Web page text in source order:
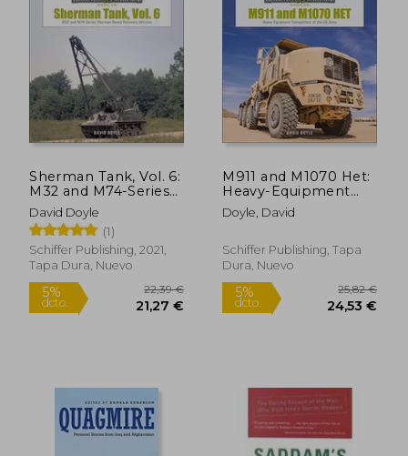
5%
dcto.
5%
dcto.
Sherman Tank, Vol. 6:
M32 and M74-Series
Sherman-Based
Recovery Vehicles: 29
(Legends of Warfare:
Ground) (en Inglés)
David Doyle
(1)
Schiffer Publishing, 2021,
Tapa Dura, Nuevo
M911 and M1070 Het:
Heavy-Equipment
Transporters of the
us Army (Legends of
(en Inglés)
Doyle, David
Schiffer Publishing, Tapa
Dura, Nuevo